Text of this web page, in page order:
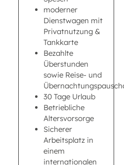
moderner
Dienstwagen mit
Privatnutzung &
Tankkarte
Bezahlte
Überstunden
sowie Reise- und
30 Tage Urlaub
Betriebliche
Altersvorsorge
Sicherer
Arbeitsplatz in
einem
internationalen